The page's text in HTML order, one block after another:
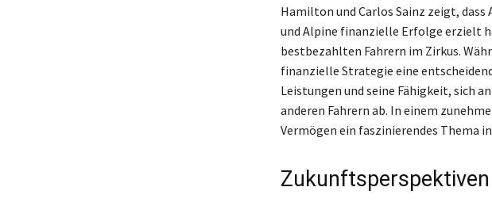
Hamilton und Carlos Sainz zeigt,
und Alpine finanzielle Erfolge erzielt
bestbezahlten Fahrern im Zirkus.
finanzielle Strategie eine
Leistungen und seine Fähigkeit, sich
anderen Fahrern ab. In einem
Vermögen ein faszinierendes Thema